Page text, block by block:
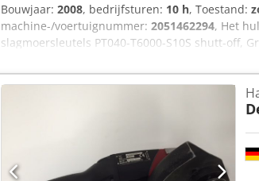
Bouwjaar: 2008, bedrijfsturen: 10 h, Toestand:
machine-/voertuignummer: 2051462294, Het
slagmoersleutels PT040-T6000-S10S shutt-off,
Koppel: 16 tot 29 ft.lb Cedpfjcpd D Dsx Algjha